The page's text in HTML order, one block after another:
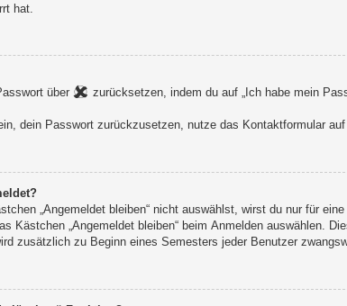
hat.
über
zurücksetzen, indem du auf „Ich habe mein
dein Passwort zurückzusetzen, nutze das Kontaktformular auf
„Angemeldet bleiben“ nicht auswählst, wirst du nur für
Kästchen „Angemeldet bleiben“ beim Anmelden auswählen.
zusätzlich zu Beginn eines Semesters jeder Benutzer